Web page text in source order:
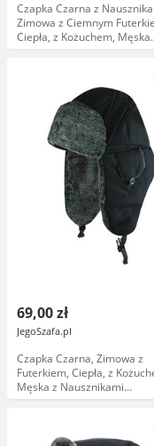
Czapka Czarna z
Zimowa z Ciemnym
Ciepła, z Kożuchem, Męska
69,00 zł
JegoSzafa.pl
Czapka Czarna, Zimowa z
Futerkiem, Ciepła, z
Męska z Nausznikami